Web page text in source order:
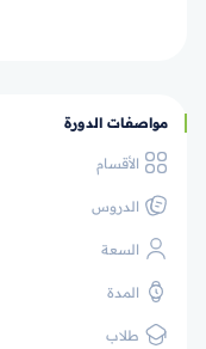
مواصفات الدورة
الأقسام
الدروس
السعة
المدة
طلاب